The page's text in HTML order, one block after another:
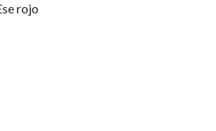
rojo